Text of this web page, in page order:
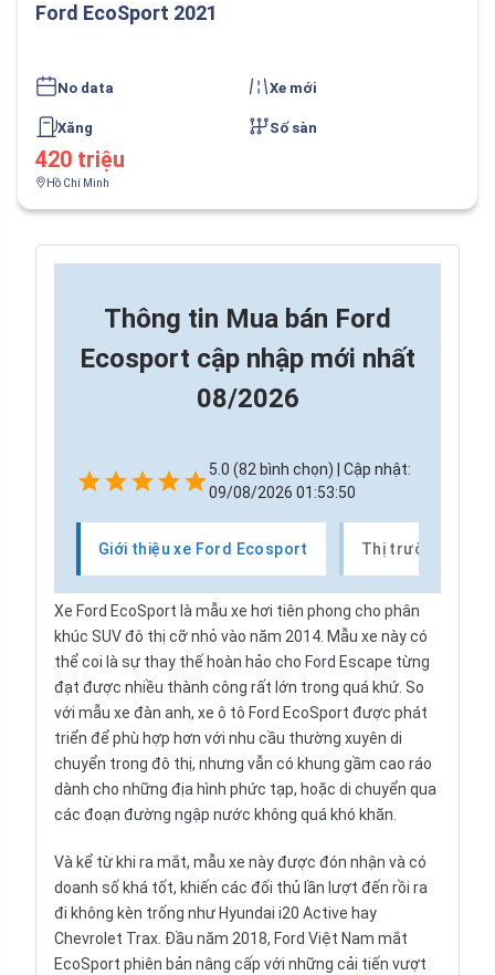
Ford EcoSport 2021
No data Xe mới
Xăng Số sàn
420 triệu
Hồ Chí Minh
Thông tin Mua bán Ford
Ecosport cập nhập mới nhất
08/2026
5.0 (82 bình chọn) | Cập nhật:
09/08/2026 01:53:50
Giới thiệu xe Ford Ecosport Thị trường xe
Xe Ford EcoSport là mẫu xe hơi tiên phong cho phân
khúc SUV đô thị cỡ nhỏ vào năm 2014. Mẫu xe này có
thể coi là sự thay thế hoàn hảo cho Ford Escape từng
đạt được nhiều thành công rất lớn trong quá khứ. So
với mẫu xe đàn anh, xe ô tô Ford EcoSport được phát
triển để phù hợp hơn với nhu cầu thường xuyên di
chuyển trong đô thị, nhưng vẫn có khung gầm cao ráo
dành cho những địa hình phức tạp, hoặc di chuyển qua
các đoạn đường ngập nước không quá khó khăn.
Và kể từ khi ra mắt, mẫu xe này được đón nhận và có
doanh số khá tốt, khiến các đối thủ lần lượt đến rồi ra
đi không kèn trống như Hyundai i20 Active hay
Chevrolet Trax. Đầu năm 2018, Ford Việt Nam mắt
EcoSport phiên bản nâng cấp với những cải tiến vượt